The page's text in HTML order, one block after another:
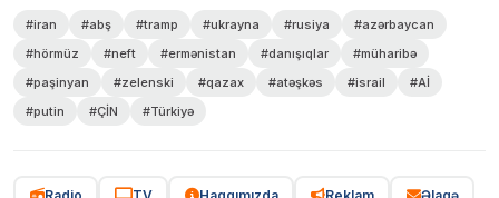
#iran #abş #tramp #ukrayna #rusiya
#azərbaycan
#hörmüz
#neft #ermənistan #danışıqlar
#müharibə
#paşinyan
#zelenski #qazax #atəşkəs #israil
#Aİ
#putin
#ÇİN #Türkiyə